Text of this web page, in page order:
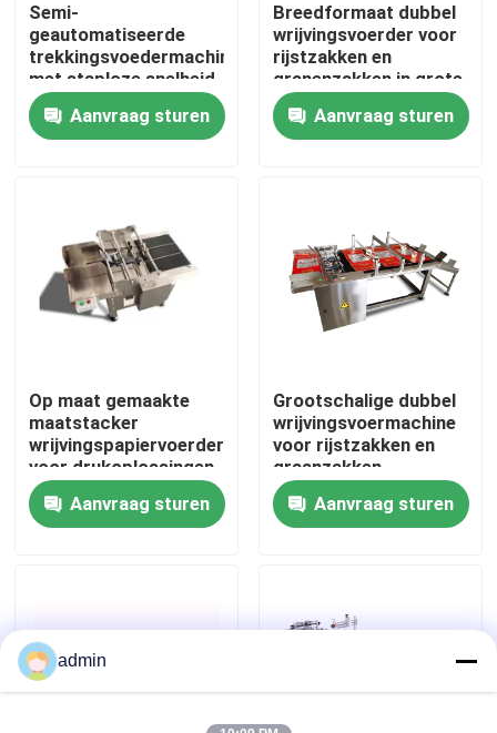
Thuis
Video's
Over ons
Kwaliteitscontrole
Neem contact met ons op
Gevallen
Semi-
geautomatiseerde
trekkingsvoedermachine
met staploze snelheid
met CIJ-beugel
Aanvraag sturen
Breedformaat dubbel
wrijvingsvoerder voor
rijstzakken en
granenzakken in grote
maten
Aanvraag sturen
Op maat gemaakte
maatstacker
wrijvingspapiervoerder
voor drukoplossingen
Aanvraag sturen
Grootschalige dubbel
wrijvingsvoermachine
voor rijstzakken en
graanzakken
Aanvraag sturen
admin